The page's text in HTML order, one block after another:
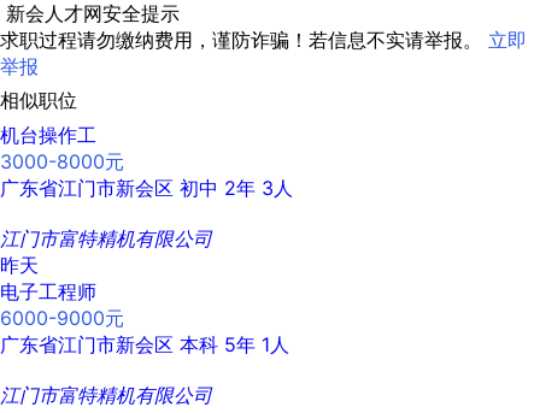
新会人才网安全提示
求职过程请勿缴纳费用，谨防诈骗！若信息不实请举报。 立即
举报
相似职位
机台操作工
3000-8000元
广东省江门市新会区 初中 2年 3人
江门市富特精机有限公司
昨天
电子工程师
6000-9000元
广东省江门市新会区 本科 5年 1人
江门市富特精机有限公司